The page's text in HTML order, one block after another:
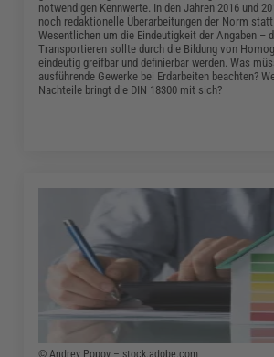
notwendigen Kennwerte. In den Jahren 2016 und
noch redaktionelle Überarbeitungen der Norm
Wesentlichen um die Eindeutigkeit der Angaben –
Transportieren sollte durch die Bildung von
eindeutig greifbar und definierbar werden. Was
ausführende Gewerke bei Erdarbeiten beachten?
Nachteile bringt die DIN 18300 mit sich?